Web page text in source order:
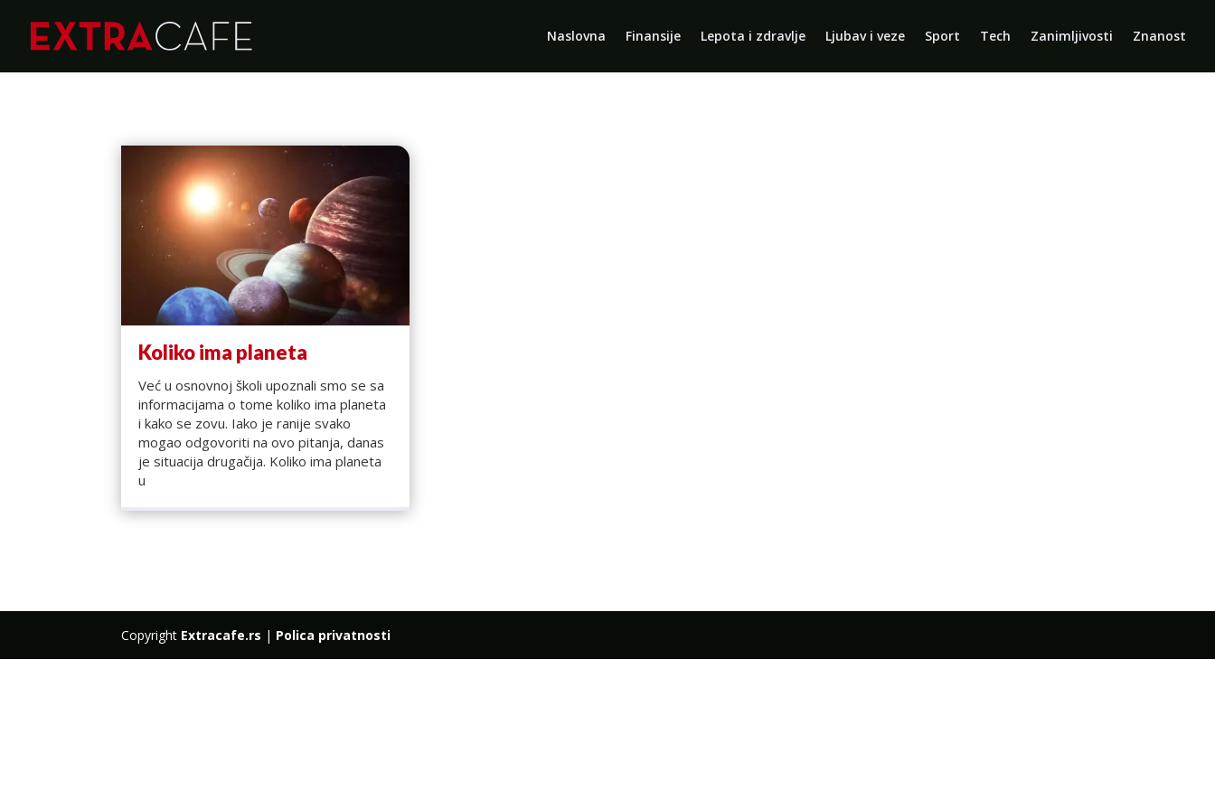
Naslovna Finansije Lepota i zdravlje Ljubav i veze Sport Tech Zanimljivosti Znanost
Koliko ima planeta
Već u osnovnoj školi upoznali smo se sa
informacijama o tome koliko ima planeta
i kako se zovu. Iako je ranije svako
mogao odgovoriti na ovo pitanja, danas
je situacija drugačija. Koliko ima planeta
u
Copyright Extracafe.rs | Polica privatnosti